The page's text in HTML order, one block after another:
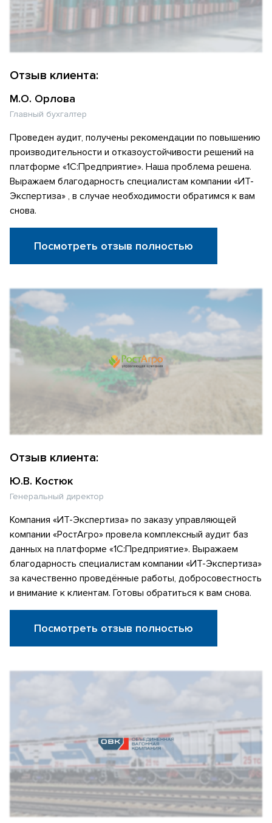
Отзыв клиента:
М.О. Орлова
Главный бухгалтер
Проведен аудит, получены рекомендации по повышению
производительности и отказоустойчивости решений на
платформе «1С:Предприятие». Наша проблема решена.
Выражаем благодарность специалистам компании «ИТ-
Экспертиза» , в случае необходимости обратимся к вам
снова.
Посмотреть отзыв полностью
Отзыв клиента:
Ю.В. Костюк
Генеральный директор
Компания «ИТ-Экспертиза» по заказу управляющей
компании «РостАгро» провела комплексный аудит баз
данных на платформе «1С:Предприятие». Выражаем
благодарность специалистам компании «ИТ-Экспертиза»
за качественно проведённые работы, добросовестность
и внимание к клиентам. Готовы обратиться к вам снова.
Посмотреть отзыв полностью